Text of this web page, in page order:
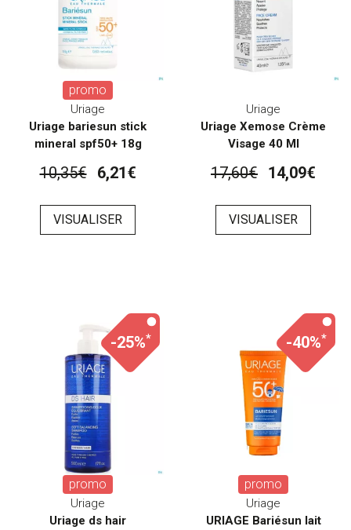
promo
Uriage
Uriage bariesun stick
mineral spf50+ 18g
10,35€ 6,21€
VISUALISER
Uriage
Uriage Xemose Crème
Visage 40 Ml
17,60€ 14,09€
VISUALISER
-25%*
promo
Uriage
Uriage ds hair
-40%*
promo
Uriage
URIAGE Bariésun lait